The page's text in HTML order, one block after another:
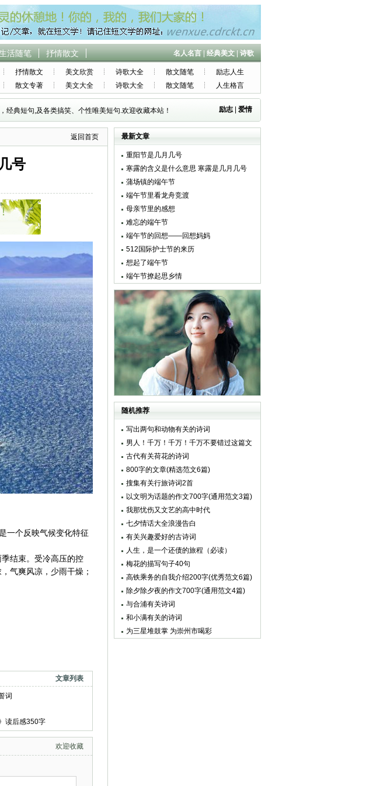
活随笔 抒情散文 名人名言| 经典美文 诗歌
抒情散文 美文欣赏 诗歌大全 散文随笔
励志人生
散文专著 美文大全 诗歌大全 散文随笔 人生格言
经典短句,及各类搞笑、个性唯美短句.欢迎收藏本站！ 励志| 爱情
返回首页
号
一个反映气候变化特征
结束。受冷高压的控
气爽风凉，少雨干燥；
文章列表
词
读后感350字
欢迎收藏
最新文章
重阳节是几月几号
寒露的含义是什么意思 寒露是几月几号
蒲场镇的端午节
端午节里看龙舟竞渡
母亲节里的感想
难忘的端午节
端午节的回想——回想妈妈
512国际护士节的来历
想起了端午节
端午节撩起思乡情
随机推荐
写出两句和动物有关的诗词
男人！千万！千万！千万不要错过这篇文
章
古代有关荷花的诗词
800字的文章(精选范文6篇)
搜集有关行旅诗词2首
以文明为话题的作文700字(通用范文3篇)
我那忧伤又文艺的高中时代
七夕情话大全浪漫告白
有关兴趣爱好的古诗词
人生，是一个还债的旅程（必读）
梅花的描写句子40句
高铁乘务的自我介绍200字(优秀范文6篇)
除夕除夕夜的作文700字(通用范文4篇)
与合浦有关诗词
和小满有关的诗词
为三星堆鼓掌 为崇州市喝彩